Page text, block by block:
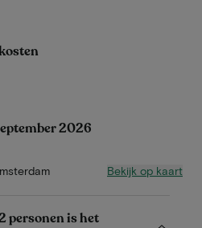
2026
Bekijk op kaart
personen is het